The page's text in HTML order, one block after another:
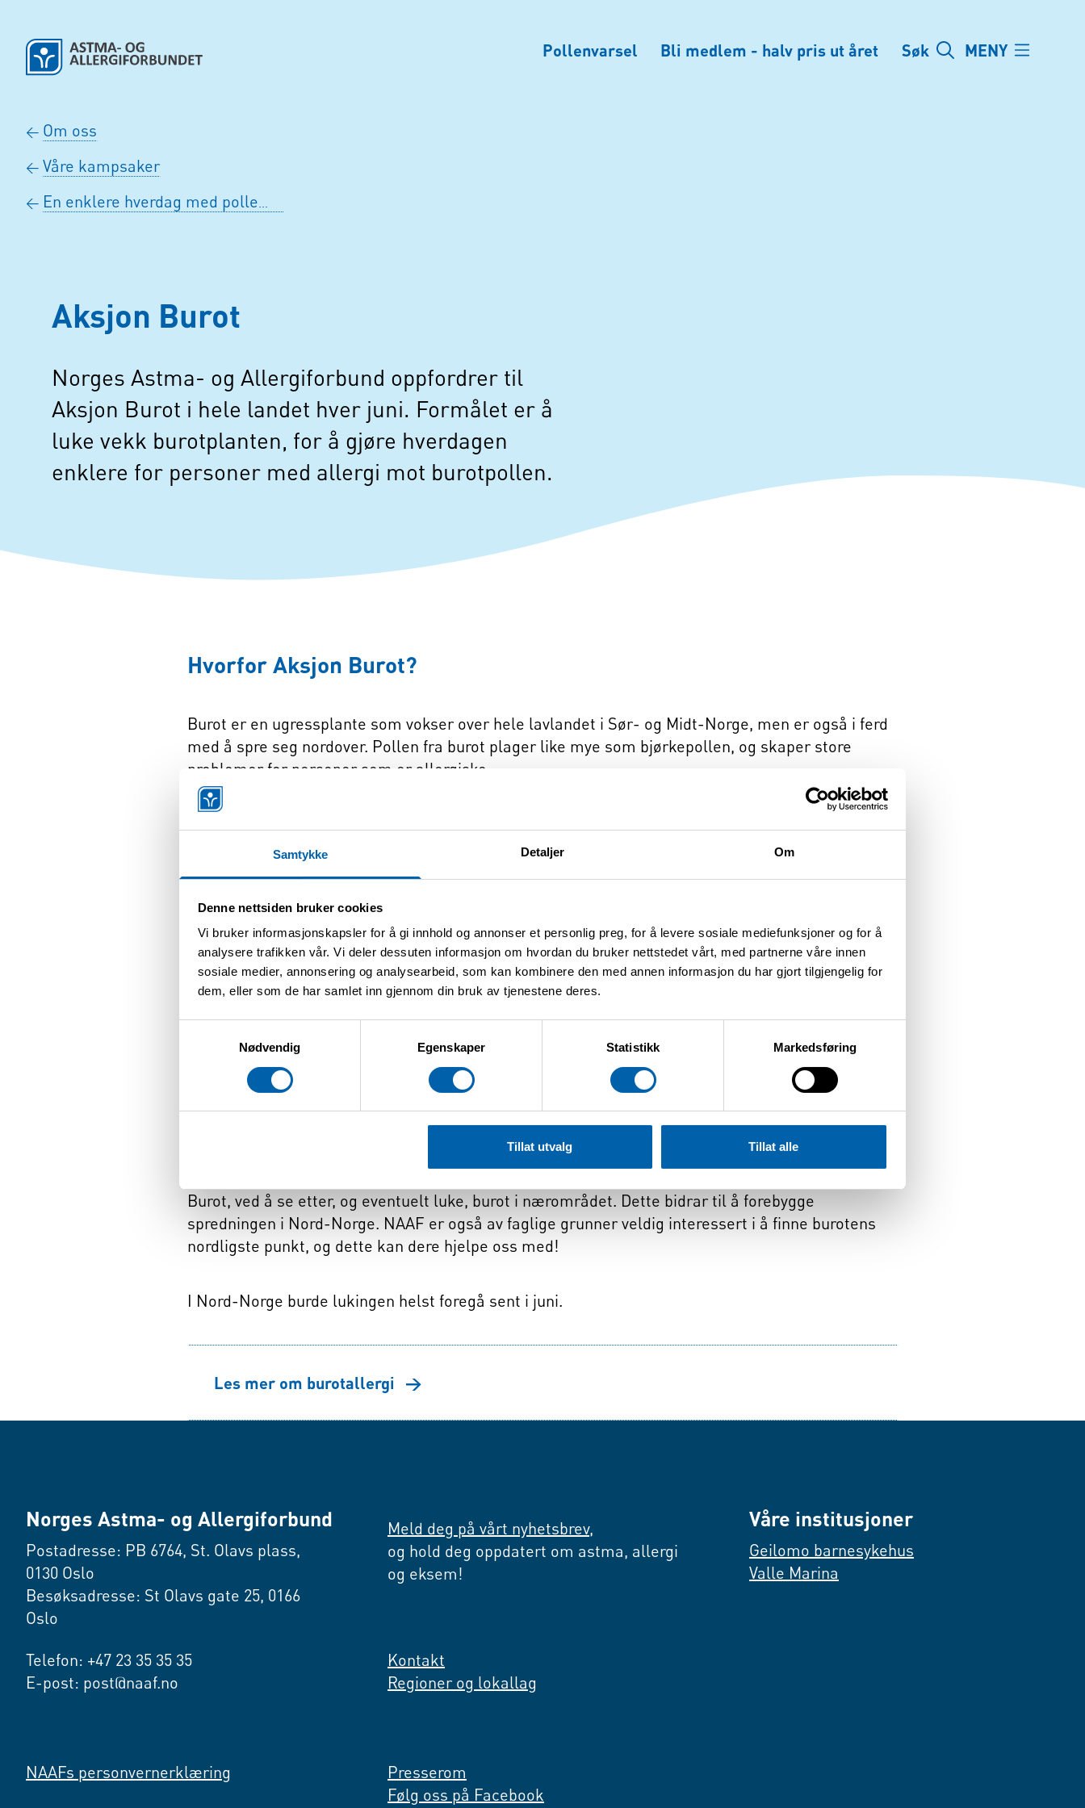
Samtykke Detaljer Om
Denne nettsiden bruker cookies
Vi bruker informasjonskapsler for å gi innhold og annonser et personlig preg, for å levere sosiale mediefunksjoner og for å
analysere trafikken vår. Vi deler dessuten informasjon om hvordan du bruker nettstedet vårt, med partnerne våre innen
sosiale medier, annonsering og analysearbeid, som kan kombinere den med annen informasjon du har gjort tilgjengelig for
dem, eller som de har samlet inn gjennom din bruk av tjenestene deres.
Nødvendig
Egenskaper Statistikk Markedsføring
Tillat utvalg Tillat alle
Pollenvarsel Bli medlem - halv pris ut året Søk MENY
← Om oss
← Våre kampsaker
← En enklere hverdag med pollenallergi
Aksjon Burot
Norges Astma- og Allergiforbund oppfordrer til
Aksjon Burot i hele landet hver juni. Formålet er å
luke vekk burotplanten, for å gjøre hverdagen
enklere for personer med allergi mot burotpollen.
Hvorfor Aksjon Burot?
Burot er en ugressplante som vokser over hele lavlandet i Sør- og Midt-Norge, men er også i ferd
med å spre seg nordover. Pollen fra burot plager like mye som bjørkepollen, og skaper store
problemer for personer som er allergiske.
planter! Heldigvis spres ikke pollenet lenger enn ca. 100-200 meter med vinden. Det betyr at
ved at færre blir eksponert for burotpollen og dermed ikke utvikler allergien. Lukingen bør foregå i
juni, i god tid før planten blomstrer.
Aksjon Burot i Nord-Norge
Burotplanten er heldigvis ikke like utbredt i Nord-Norge som andre steder i landet, men den har
likevel blitt observert visse steder, blant annet i Lofoten og i Harstad. Det kan derfor være desto
spre frø til nye planter som øker bestanden.
Burot, ved å se etter, og eventuelt luke, burot i nærområdet. Dette bidrar til å forebygge
spredningen i Nord-Norge. NAAF er også av faglige grunner veldig interessert i å finne burotens
nordligste punkt, og dette kan dere hjelpe oss med!
I Nord-Norge burde lukingen helst foregå sent i juni.
Les mer om burotallergi →
Norges Astma- og Allergiforbund
Postadresse: PB 6764, St. Olavs plass,
0130 Oslo
Besøksadresse: St Olavs gate 25, 0166
Oslo
Telefon: +47 23 35 35 35
E-post: post@naaf.no
NAAFs personvernerklæring
Meld deg på vårt nyhetsbrev,
og hold deg oppdatert om astma, allergi
og eksem!
Kontakt
Regioner og lokallag
Presserom
Følg oss på Facebook
Våre institusjoner
Geilomo barnesykehus
Valle Marina